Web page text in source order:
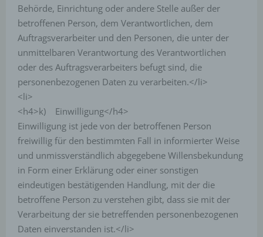
Behörde, Einrichtung oder andere Stelle außer der
betroffenen Person, dem Verantwortlichen, dem
Auftragsverarbeiter und den Personen, die unter der
unmittelbaren Verantwortung des Verantwortlichen
oder des Auftragsverarbeiters befugt sind, die
personenbezogenen Daten zu verarbeiten.</li>
<li>
<h4>k) Einwilligung</h4>
Einwilligung ist jede von der betroffenen Person
freiwillig für den bestimmten Fall in informierter Weise
und unmissverständlich abgegebene Willensbekundung
in Form einer Erklärung oder einer sonstigen
eindeutigen bestätigenden Handlung, mit der die
betroffene Person zu verstehen gibt, dass sie mit der
Verarbeitung der sie betreffenden personenbezogenen
Daten einverstanden ist.</li>